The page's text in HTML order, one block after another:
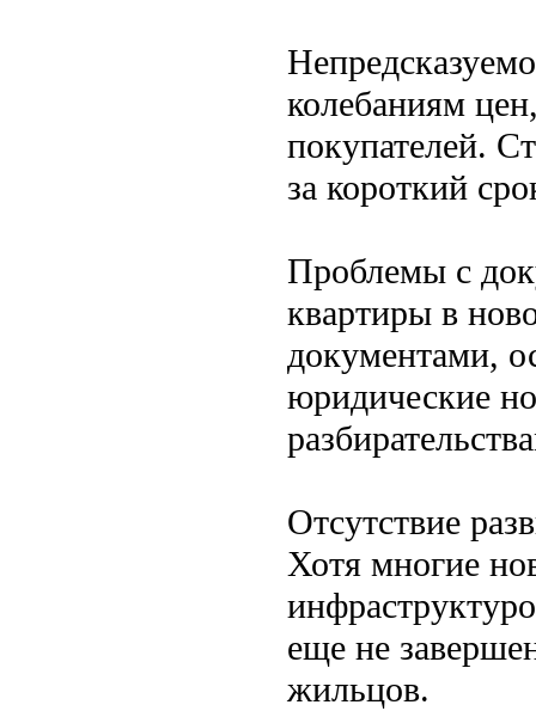
колебаниям
покупателей.
за короткий
Проблемы с
квартиры в
документами,
юридические
Отсутствие
Хотя многие
еще не
жильцов.